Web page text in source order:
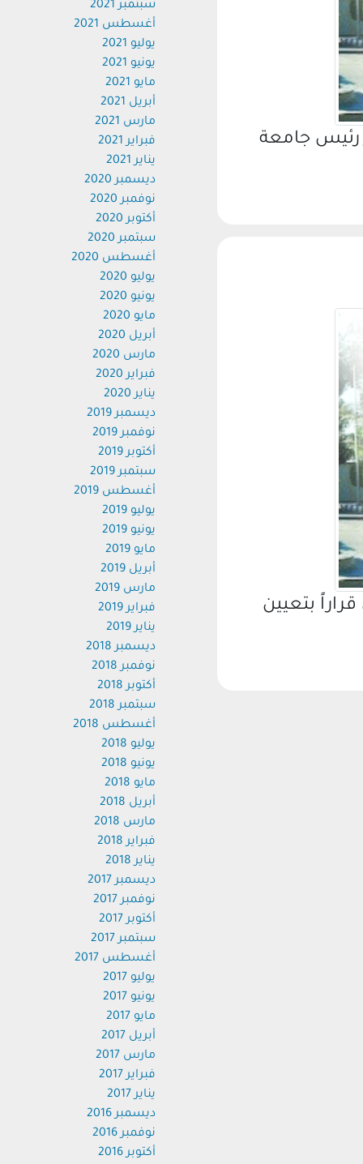
جامعة
بتعيين
سبتمبر 2021
أغسطس 2021
يوليو 2021
يونيو 2021
مايو 2021
أبريل 2021
مارس 2021
فبراير 2021
يناير 2021
ديسمبر 2020
نوفمبر 2020
أكتوبر 2020
سبتمبر 2020
أغسطس 2020
يوليو 2020
يونيو 2020
مايو 2020
أبريل 2020
مارس 2020
فبراير 2020
يناير 2020
ديسمبر 2019
نوفمبر 2019
أكتوبر 2019
سبتمبر 2019
أغسطس 2019
يوليو 2019
يونيو 2019
مايو 2019
أبريل 2019
مارس 2019
فبراير 2019
يناير 2019
ديسمبر 2018
نوفمبر 2018
أكتوبر 2018
سبتمبر 2018
أغسطس 2018
يوليو 2018
يونيو 2018
مايو 2018
أبريل 2018
مارس 2018
فبراير 2018
يناير 2018
ديسمبر 2017
نوفمبر 2017
أكتوبر 2017
سبتمبر 2017
أغسطس 2017
يوليو 2017
يونيو 2017
مايو 2017
أبريل 2017
مارس 2017
فبراير 2017
يناير 2017
ديسمبر 2016
نوفمبر 2016
أكتوبر 2016